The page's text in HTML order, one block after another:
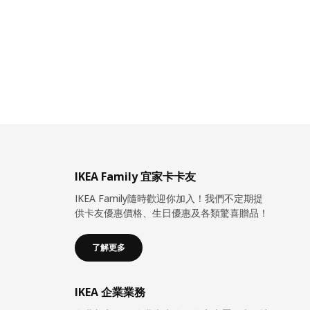
IKEA Family 宜家卡卡友
IKEA Family隨時歡迎你加入！我們不定期提
供卡友優惠價格、生日優惠及各類驚喜贈品！
了解更多
IKEA 企業業務